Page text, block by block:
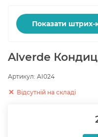
Показати штрих-
Alverde
Артикул: AI024
Відсутній на складі